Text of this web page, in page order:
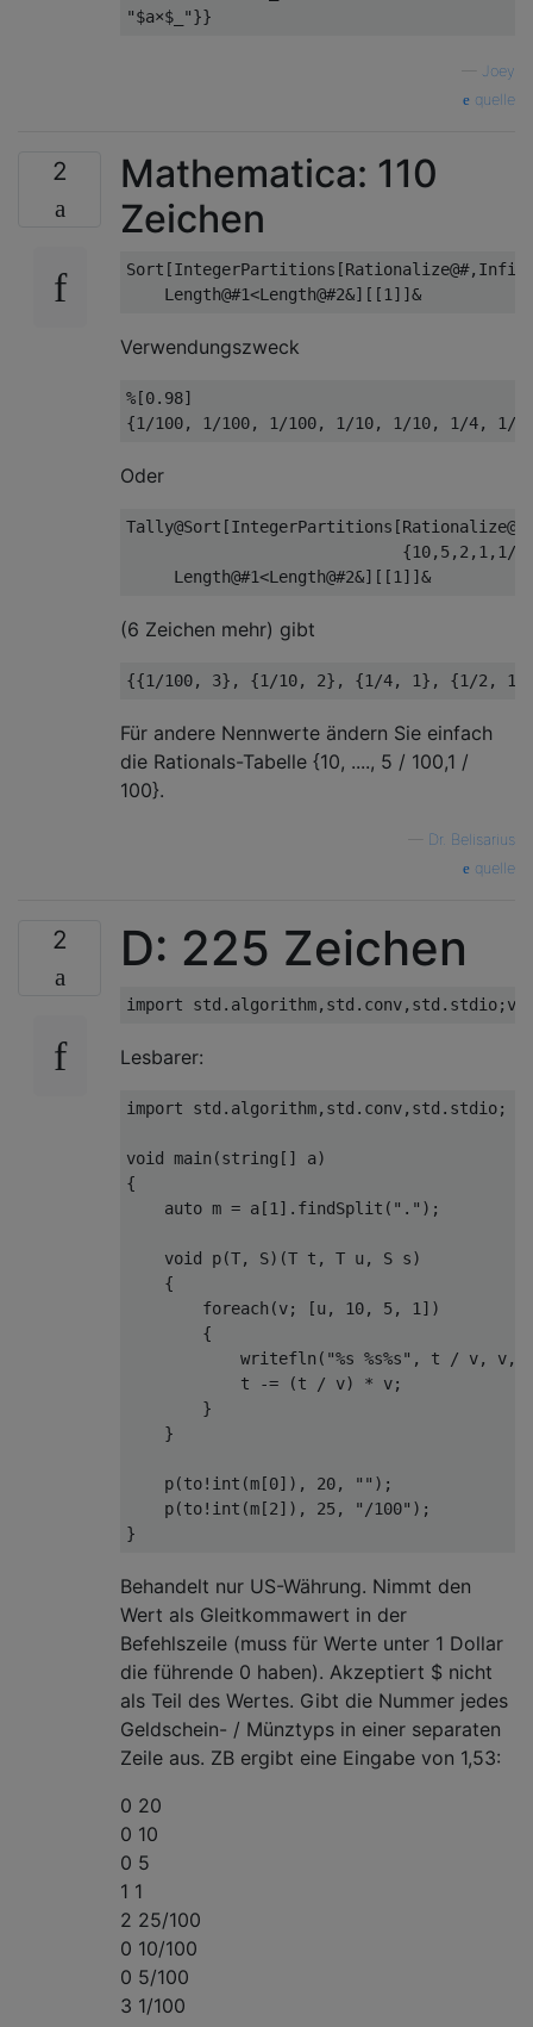
Joey
quelle
2
Mathematica: 110
Zeichen
Verwendungszweck
%[0.98]
Oder
{10,5,2,1,1/
(6 Zeichen mehr) gibt
Für andere Nennwerte ändern Sie einfach
die Rationals-Tabelle {10, ...., 5 / 100,1 /
100}.
Dr. Belisarius
quelle
2 D: 225 Zeichen
Lesbarer:
import std.algorithm,std.conv,std.stdio;
void main(string[] a)
{
    auto m = a[1].findSplit(".");
    void p(T, S)(T t, T u, S s)
    {
        foreach(v; [u, 10, 5, 1])
        {
writefln("%s %s%s", t / v, v,
            t -= (t / v) * v;
        }
    }
    p(to!int(m[0]), 20, "");
    p(to!int(m[2]), 25, "/100");
Behandelt nur US-Währung. Nimmt den
Wert als Gleitkommawert in der
Befehlszeile (muss für Werte unter 1 Dollar
die führende 0 haben). Akzeptiert $ nicht
als Teil des Wertes. Gibt die Nummer jedes
Geldschein- / Münztyps in einer separaten
Zeile aus. ZB ergibt eine Eingabe von 1,53:
0 20
0 10
0 5
1 1
2 25/100
0 10/100
0 5/100
3 1/100